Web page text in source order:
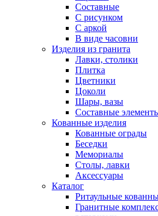
Составные
С рисунком
С аркой
В виде часовни
Изделия из гранита
Лавки, столики
Плитка
Цветники
Цоколи
Шары, вазы
Составные
Кованные изделия
Кованные ограды
Беседки
Мемориалы
Столы, лавки
Аксессуары
Каталог
Ритаульные
Гранитные